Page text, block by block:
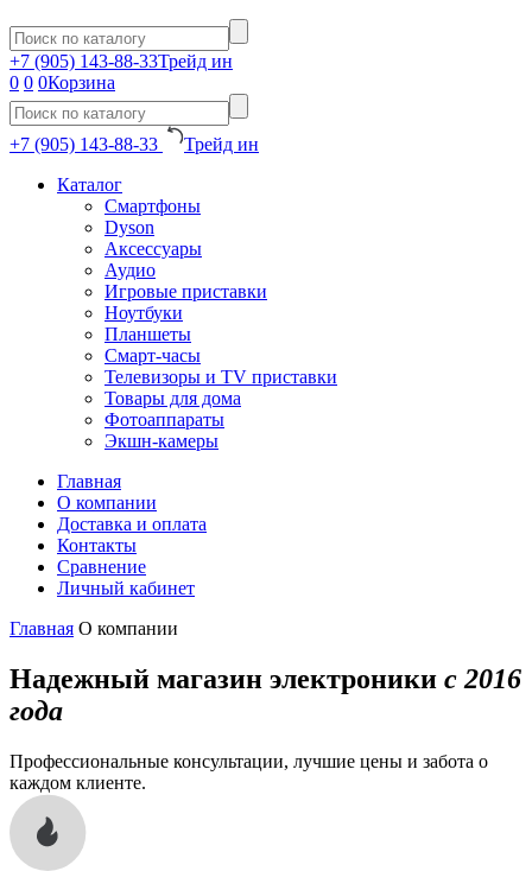
+7 (905) 143-88-33Трейд ин
0 0 0Корзина
+7 (905) 143-88-33
Трейд ин
Каталог
Смартфоны
Dyson
Аксесcуары
Аудио
Игровые приставки
Ноутбуки
Планшеты
Смарт-часы
Телевизоры и TV приставки
Товары для дома
Фотоаппараты
Экшн-камеры
Главная
О компании
Доставка и оплата
Контакты
Сравнение
Личный кабинет
Главная О компании
Надежный магазин электроники с 2016
года
Профессиональные консультации, лучшие цены и забота о
каждом клиенте.